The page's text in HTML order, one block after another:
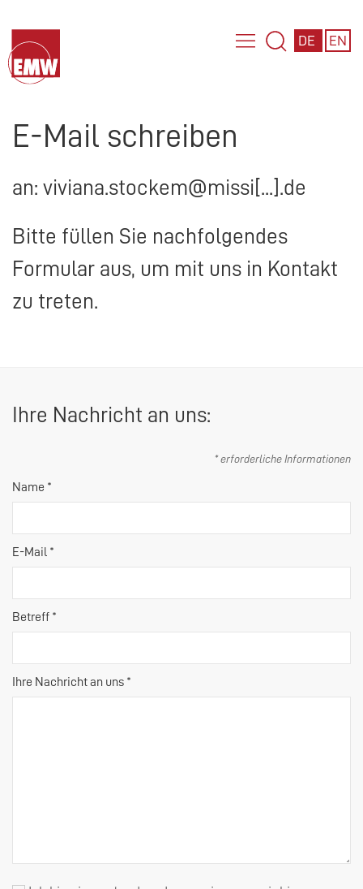
DE EN
E-Mail schreiben
an: viviana.stockem@missi[...].de
Bitte füllen Sie nachfolgendes
Formular aus, um mit uns in Kontakt
zu treten.
Ihre Nachricht an uns:
* erforderliche Informationen
Name *
E-Mail *
Betreff *
Ihre Nachricht an uns *